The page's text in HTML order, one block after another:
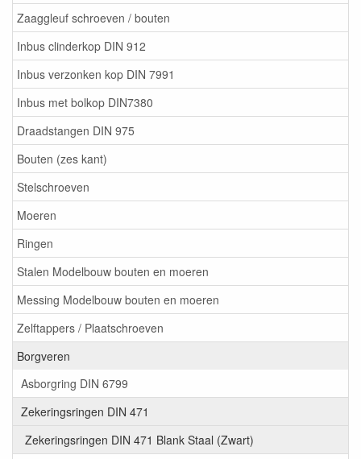
Zaaggleuf schroeven / bouten
Inbus clinderkop DIN 912
Inbus verzonken kop DIN 7991
Inbus met bolkop DIN7380
Draadstangen DIN 975
Bouten (zes kant)
Stelschroeven
Moeren
Ringen
Stalen Modelbouw bouten en moeren
Messing Modelbouw bouten en moeren
Zelftappers / Plaatschroeven
Borgveren
Asborgring DIN 6799
Zekeringsringen DIN 471
Zekeringsringen DIN 471 Blank Staal (Zwart)